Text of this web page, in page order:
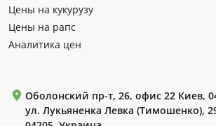
Цены на кукурузу
Цены на рапс
Аналитика цен
Оболонский пр-т, 26, офис 22 Киев,
ул. Лукьяненка Левка (Тимошенко),